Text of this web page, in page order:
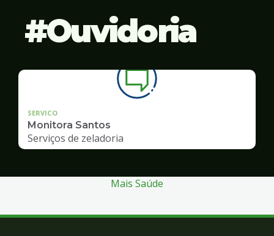
Ouvidoria
SERVICO
Monitora Santos
Serviços de zeladoria
Mais Saúde